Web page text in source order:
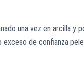
una vez en arcilla y
de confianza